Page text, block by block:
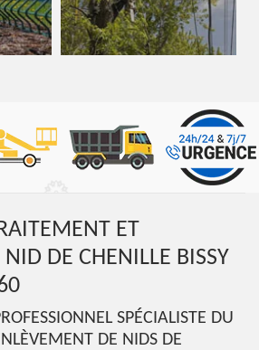
ET
DE CHENILLE BISSY
SPÉCIALISTE DU
DE NIDS DE